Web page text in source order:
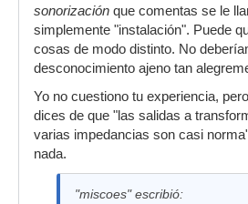
los conciertos, los alquileres
diferente.
sonorización que comentas se le
simplemente "instalación". Puede
cosas de modo distinto. No
desconocimiento ajeno tan
Yo no cuestiono tu experiencia,
dices de que "las salidas a
varias impedancias son casi
nada.
"miscoes" escribió: